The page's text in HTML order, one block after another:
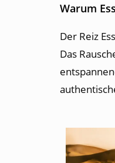
Warum
Der Reiz
Das